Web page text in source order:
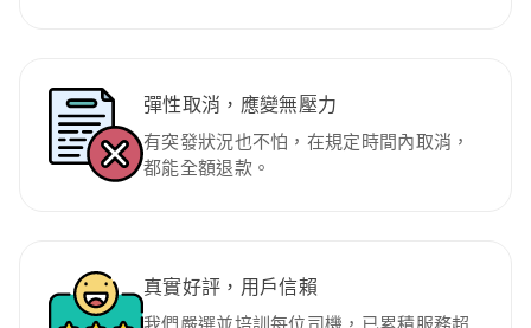
彈性取消，應變無壓力
有突發狀況也不怕，在規定時間內取消，
都能全額退款。
真實好評，用戶信賴